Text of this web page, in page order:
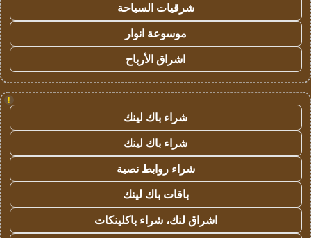
شرقيات السياحة
موسوعة انوار
اشراق الأرباح
!
شراء باك لينك
شراء باك لينك
شراء روابط نصية
باقات باك لينك
اشراق لنك، شراء باكلينكات